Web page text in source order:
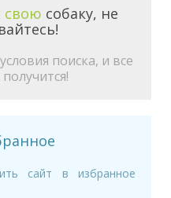
свою собаку, не
поиска, и все
сайт в избранное